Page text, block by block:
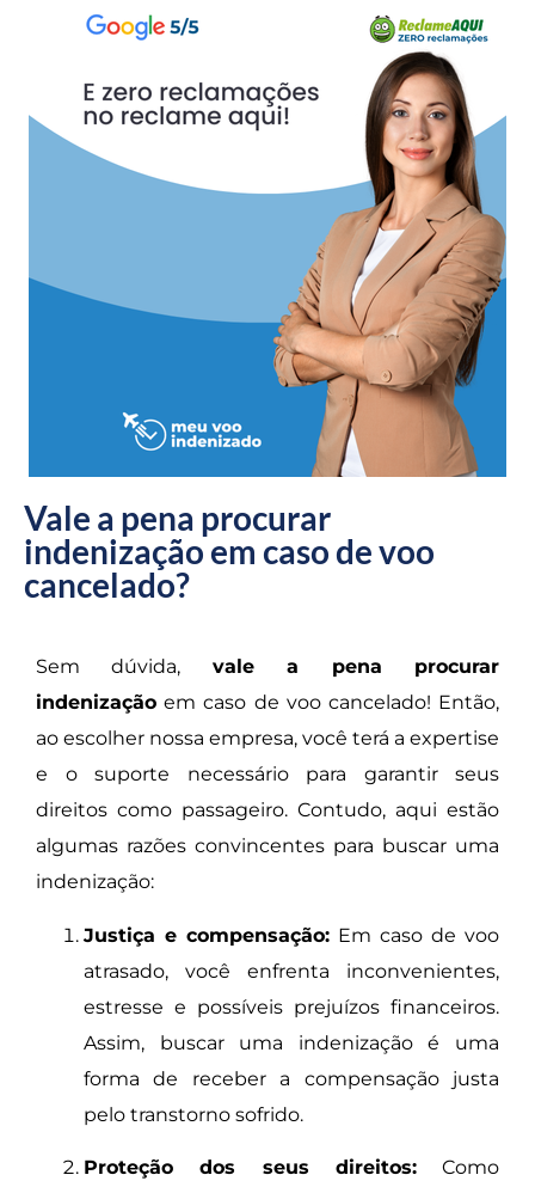
Vale a pena procurar
indenização em caso de voo
cancelado?
Sem dúvida, vale a pena procurar
indenização em caso de voo cancelado! Então,
ao escolher nossa empresa, você terá a expertise
e o suporte necessário para garantir seus
direitos como passageiro. Contudo, aqui estão
algumas razões convincentes para buscar uma
indenização:
Justiça e compensação: Em caso de voo
atrasado, você enfrenta inconvenientes,
estresse e possíveis prejuízos financeiros.
Assim, buscar uma indenização é uma
forma de receber a compensação justa
pelo transtorno sofrido.
Proteção dos seus direitos:Como